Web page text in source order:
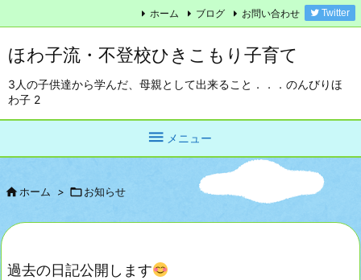
ほわ子流・不登校ひきこもり子育て
3人の子供達から学んだ、母親として出来ること．．．のんびりほ
わ子 2
 メニュー
ホーム ブログ お問い合わせ Twitter
ホーム > お知らせ
過去の日記公開します